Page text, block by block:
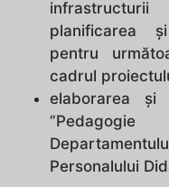
planificarea
pentru
cadrul
elaborarea și
Personalului